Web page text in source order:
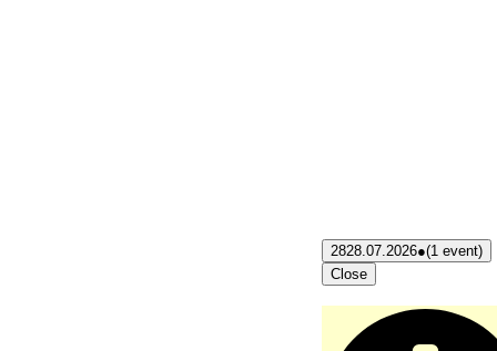
2828.07.2026●(1 event)
Close